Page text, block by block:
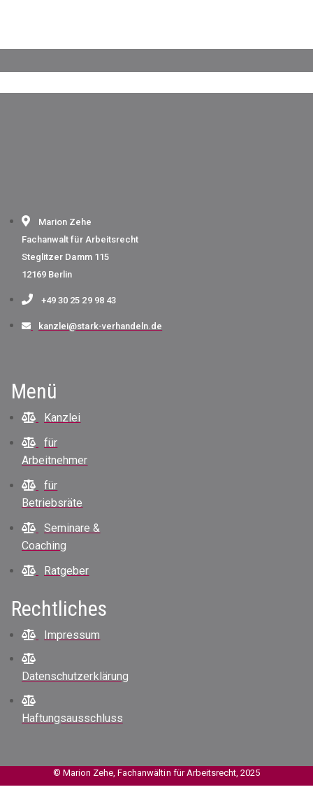
Marion Zehe
Fachanwalt für Arbeitsrecht
Steglitzer Damm 115
12169 Berlin
+49 30 25 29 98 43
kanzlei@stark-verhandeln.de
Menü
Kanzlei
für
Arbeitnehmer
für
Betriebsräte
Seminare &
Coaching
Ratgeber
Rechtliches
Impressum
Datenschutzerklärung
Haftungsausschluss
© Marion Zehe, Fachanwältin für Arbeitsrecht, 2025